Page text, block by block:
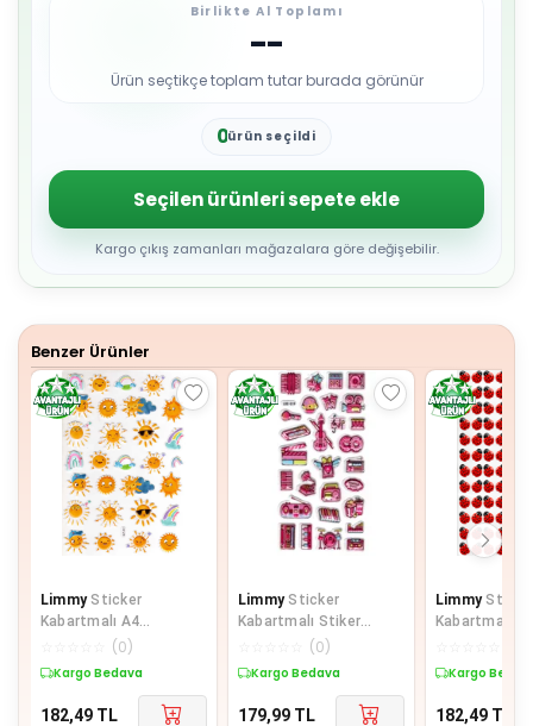
Birlikte Al Toplamı
--
Ürün seçtikçe toplam tutar burada görünür
0
2
3
4
5
6
8
ürün seçildi
Seçilen ürünleri sepete ekle
Kargo çıkış zamanları mağazalara göre değişebilir.
Benzer Ürünler
Limmy Sticker
Kabartmalı A4
Boyutunda Stiker
Etiket-
(0)
Kargo Bedava
182,49 TL
Limmy Sticker
Kabartmalı Stiker
Defter Planlayıcı Etiket
(0)
Kargo Bedava
179,99 TL
Limmy
Kabartmalı
Kargo
182,49 TL